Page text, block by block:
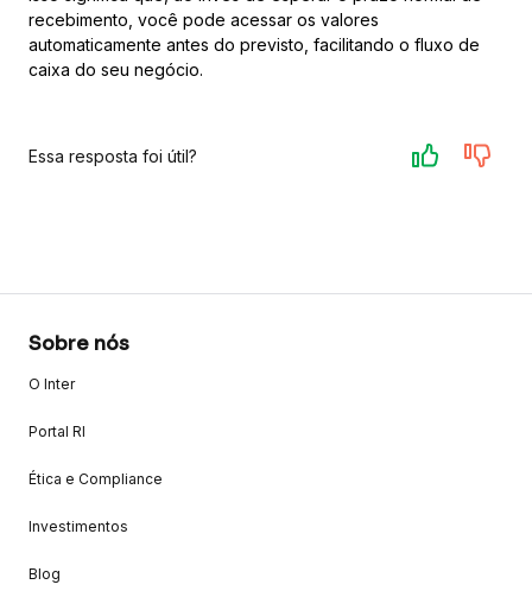
recebimento, você pode acessar os valores
automaticamente antes do previsto, facilitando o fluxo de
caixa do seu negócio.
Essa resposta foi útil?
Sobre nós
O Inter
Portal RI
Ética e Compliance
Investimentos
Blog